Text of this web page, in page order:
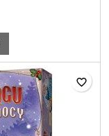
favorite_border